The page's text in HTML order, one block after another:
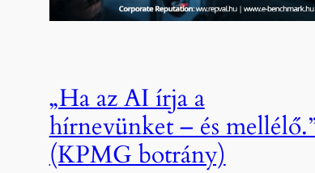
„Ha az AI írja a
hírnevünket – és
(KPMG botrány)